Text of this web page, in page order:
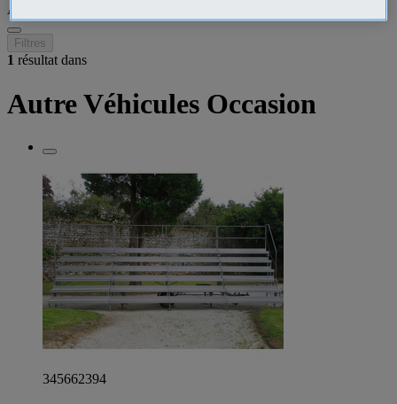
Autre Véhicules Occasion
Filtres
1 résultat dans
Autre Véhicules Occasion
345662394